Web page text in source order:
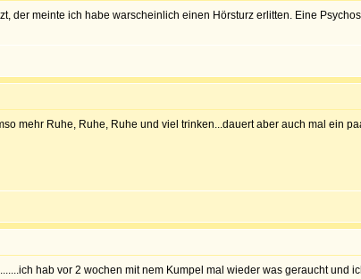
der meinte ich habe warscheinlich einen Hörsturz erlitten. Eine
mehr Ruhe, Ruhe, Ruhe und viel trinken...dauert aber auch mal ein
hab vor 2 wochen mit nem Kumpel mal wieder was geraucht und